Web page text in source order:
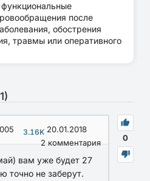
после
обострения
травмы или оперативного
1)
0
3.16K 20.01.2018
2комментария
вам уже будет 27
точно не заберут.